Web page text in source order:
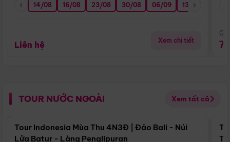
14/08 16/08 23/08 30/08 06/09 13/09
Liên hệ Xem chi tiết
TOUR NƯỚC NGOÀI Xem tất cả
Điểm nổi bật
Tour Indonesia Mùa Thu 4N3Đ | Đảo Bali - Núi
Lửa Batur - Làng Penglipuran